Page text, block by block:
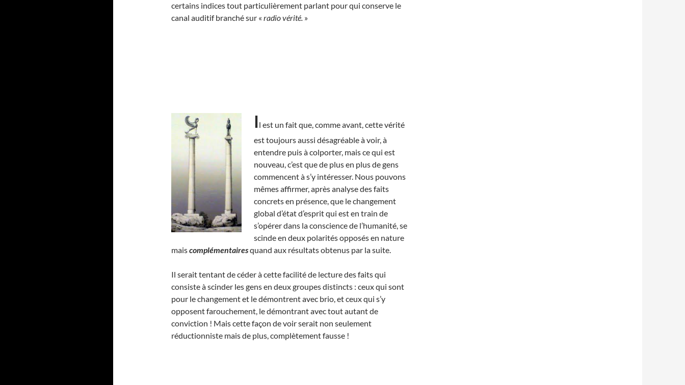
certains indices tout particulièrement parlant pour qui conserve le
canal auditif branché sur « radio vérité. »
Il est un fait que, comme avant, cette vérité
est toujours aussi désagréable à voir, à
entendre puis à colporter, mais ce qui est
nouveau, c’est que de plus en plus de gens
commencent à s’y intéresser. Nous pouvons
mêmes affirmer, après analyse des faits
concrets en présence, que le changement
global d’état d’esprit qui est en train de
s’opérer dans la conscience de l’humanité, se
scinde en deux polarités opposés en nature
maiscomplémentairesquand aux résultats obtenus par la suite.
Il serait tentant de céder à cette facilité de lecture des faits qui
consiste à scinder les gens en deux groupes distincts : ceux qui sont
pour le changement et le démontrent avec brio, et ceux qui s’y
opposent farouchement, le démontrant avec tout autant de
conviction ! Mais cette façon de voir serait non seulement
réductionniste mais de plus, complètement fausse !